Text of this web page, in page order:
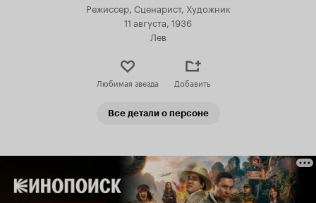
Режиссер, Сценарист, Художник
11 августа, 1936
Лев
Любимая звезда Добавить
Все детали о персоне